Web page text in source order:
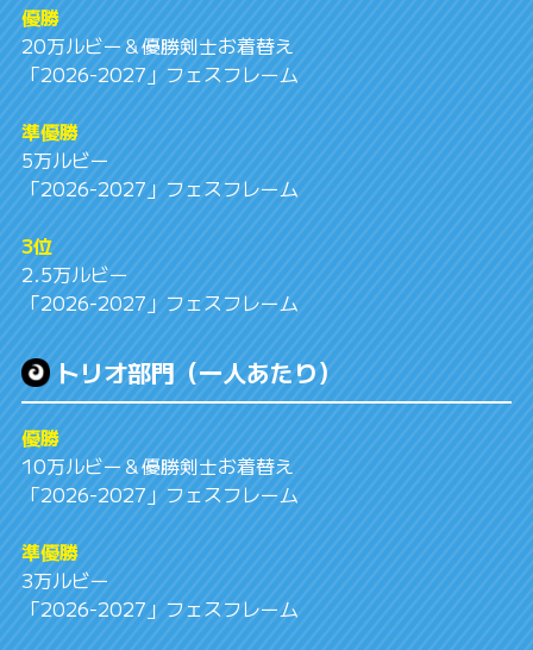
優勝
20万ルビー＆優勝剣士お着替え
「2026-2027」フェスフレーム
準優勝
5万ルビー
「2026-2027」フェスフレーム
3位
2.5万ルビー
「2026-2027」フェスフレーム
トリオ部門（一人あたり）
優勝
10万ルビー＆優勝剣士お着替え
「2026-2027」フェスフレーム
準優勝
3万ルビー
「2026-2027」フェスフレーム